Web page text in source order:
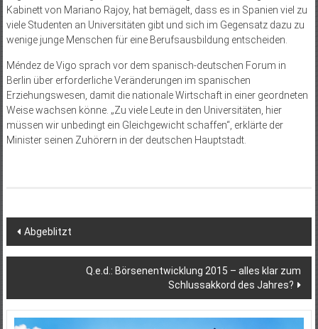
Kabinett von Mariano Rajoy, hat bemägelt, dass es in Spanien viel zu
viele Studenten an Universitäten gibt und sich im Gegensatz dazu zu
wenige junge Menschen für eine Berufsausbildung entscheiden.
Méndez de Vigo sprach vor dem spanisch-deutschen Forum in
Berlin über erforderliche Veränderungen im spanischen
Erziehungswesen, damit die nationale Wirtschaft in einer geordneten
Weise wachsen könne. „Zu viele Leute in den Universitäten, hier
müssen wir unbedingt ein Gleichgewicht schaffen“, erklärte der
Minister seinen Zuhörern in der deutschen Hauptstadt.
Beitragsnavigation
Abgeblitzt
Q.e.d.: Börsenentwicklung 2015 – alles klar zum
Schlussakkord des Jahres?